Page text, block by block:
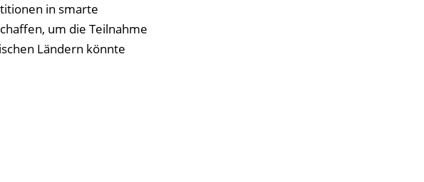
in smarte
um die Teilnahme
Ländern könnte